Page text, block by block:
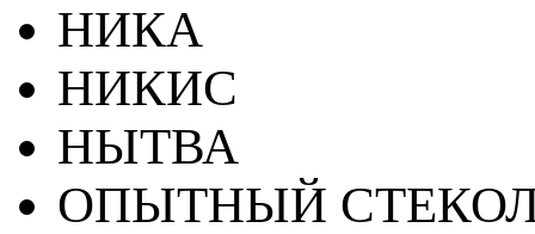
НИКА
НИКИС
НЫТВА
ОПЫТНЫЙ